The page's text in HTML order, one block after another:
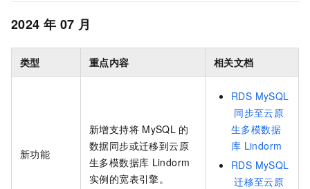
2024 年 07 月
类型 重点内容 相关文档
新功能
新增支持将 MySQL 的
数据同步或迁移到云原
生多模数据库 Lindorm
实例的宽表引擎。
RDS MySQL
同步至云原
生多模数据
库 Lindorm
RDS MySQL
迁移至云原